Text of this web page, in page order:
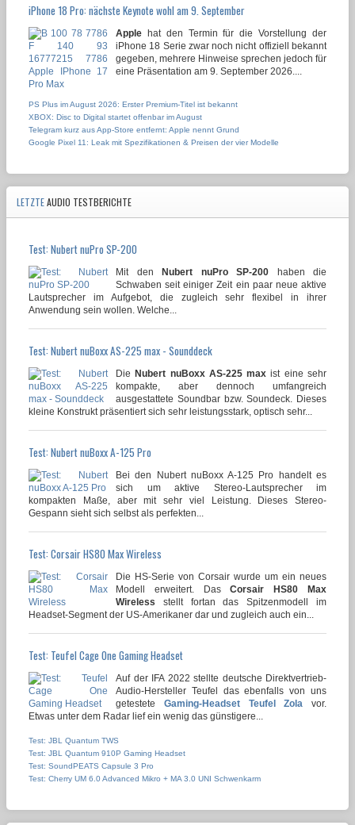
iPhone 18 Pro: nächste Keynote wohl am 9. September
Apple hat den Termin für die Vorstellung der
iPhone 18 Serie zwar noch nicht offiziell bekannt
gegeben, mehrere Hinweise sprechen jedoch für
eine Präsentation am 9. September 2026....
PS Plus im August 2026: Erster Premium-Titel ist bekannt
XBOX: Disc to Digital startet offenbar im August
Telegram kurz aus App-Store entfernt: Apple nennt Grund
Google Pixel 11: Leak mit Spezifikationen & Preisen der vier Modelle
LETZTEAUDIO TESTBERICHTE
Test: Nubert nuPro SP-200
Mit den Nubert nuPro SP-200 haben die
Schwaben seit einiger Zeit ein paar neue aktive
Lautsprecher im Aufgebot, die zugleich sehr flexibel in ihrer
Anwendung sein wollen. Welche...
Test: Nubert nuBoxx AS-225 max - Sounddeck
Die Nubert nuBoxx AS-225 max ist eine sehr
kompakte, aber dennoch umfangreich
ausgestattete Soundbar bzw. Soundeck. Dieses
kleine Konstrukt präsentiert sich sehr leistungsstark, optisch sehr...
Test: Nubert nuBoxx A-125 Pro
Bei den Nubert nuBoxx A-125 Pro handelt es
sich um aktive Stereo-Lautsprecher im
kompakten Maße, aber mit sehr viel Leistung. Dieses Stereo-
Gespann sieht sich selbst als perfekten...
Test: Corsair HS80 Max Wireless
Die HS-Serie von Corsair wurde um ein neues
Modell erweitert. DasCorsair HS80 Max
Wireless stellt fortan das Spitzenmodell im
Headset-Segment der US-Amerikaner dar und zugleich auch ein...
Test: Teufel Cage One Gaming Headset
Auf der IFA 2022 stellte deutsche Direktvertrieb-
Audio-Hersteller Teufel das ebenfalls von uns
getestete Gaming-Headset Teufel Zola vor.
Etwas unter dem Radar lief ein wenig das günstigere...
Test: JBL Quantum TWS
Test: JBL Quantum 910P Gaming Headset
Test: SoundPEATS Capsule 3 Pro
Test: Cherry UM 6.0 Advanced Mikro + MA 3.0 UNI Schwenkarm